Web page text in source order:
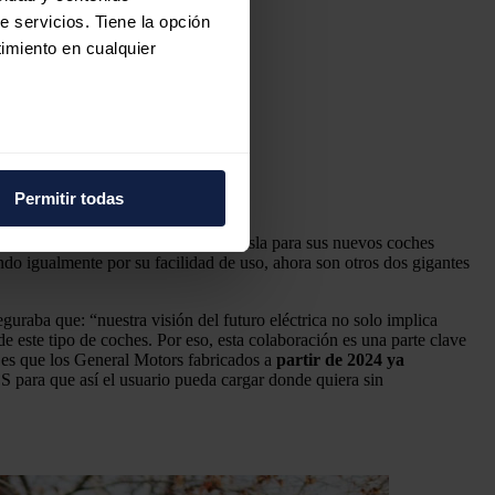
servicios. Tiene la opción
en cualquier
de redes sociales
nuestros partners de
les haya proporcionado o
Permitir todas
de Tesla para sus nuevos coches
igualmente por su facilidad de uso, ahora son otros dos gigantes
que: “nuestra visión del futuro eléctrica no solo implica
tipo de coches. Por eso, esta colaboración es una parte clave
que los General Motors fabricados a partir de 2024 ya
para que así el usuario pueda cargar donde quiera sin